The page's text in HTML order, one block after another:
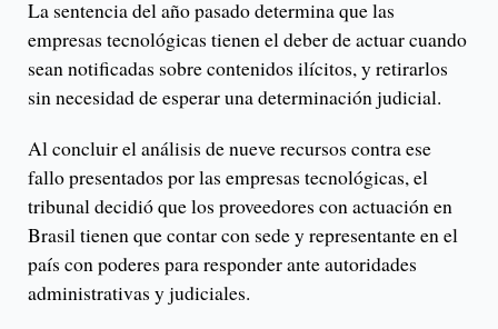
La sentencia del año pasado determina que las
empresas tecnológicas tienen el deber de actuar cuando
sean notificadas sobre contenidos ilícitos, y retirarlos
sin necesidad de esperar una determinación judicial.
Al concluir el análisis de nueve recursos contra ese
fallo presentados por las empresas tecnológicas, el
tribunal decidió que los proveedores con actuación en
Brasil tienen que contar con sede y representante en el
país con poderes para responder ante autoridades
administrativas y judiciales.